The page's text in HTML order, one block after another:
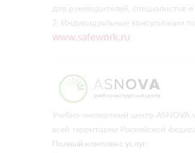
для руководителей, специалистов
2. Индивидуальные консультации
www.safework.ru
Учебно-экспертный центр ASNOVA
всей территории Российской
Полный комплекс услуг: